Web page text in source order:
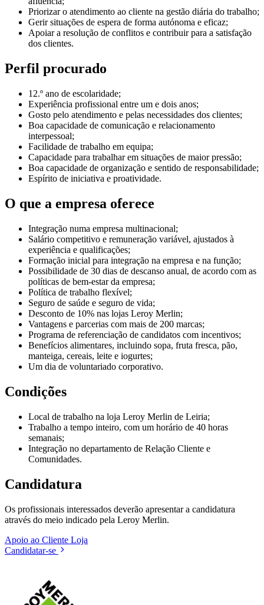
Priorizar o atendimento ao cliente na gestão diária do trabalho;
Gerir situações de espera de forma autónoma e eficaz;
Apoiar a resolução de conflitos e contribuir para a satisfação
dos clientes.
Perfil procurado
12.º ano de escolaridade;
Experiência profissional entre um e dois anos;
Gosto pelo atendimento e pelas necessidades dos clientes;
Boa capacidade de comunicação e relacionamento
interpessoal;
Facilidade de trabalho em equipa;
Capacidade para trabalhar em situações de maior pressão;
Boa capacidade de organização e sentido de responsabilidade;
Espírito de iniciativa e proatividade.
O que a empresa oferece
Integração numa empresa multinacional;
Salário competitivo e remuneração variável, ajustados à
experiência e qualificações;
Formação inicial para integração na empresa e na função;
Possibilidade de 30 dias de descanso anual, de acordo com as
políticas de bem-estar da empresa;
Política de trabalho flexível;
Seguro de saúde e seguro de vida;
Desconto de 10% nas lojas Leroy Merlin;
Vantagens e parcerias com mais de 200 marcas;
Programa de referenciação de candidatos com incentivos;
Benefícios alimentares, incluindo sopa, fruta fresca, pão,
manteiga, cereais, leite e iogurtes;
Um dia de voluntariado corporativo.
Condições
Local de trabalho na loja Leroy Merlin de Leiria;
Trabalho a tempo inteiro, com um horário de 40 horas
semanais;
Integração no departamento de Relação Cliente e
Comunidades.
Candidatura
Os profissionais interessados deverão apresentar a candidatura
através do meio indicado pela Leroy Merlin.
Apoio ao Cliente Loja
Candidatar-se